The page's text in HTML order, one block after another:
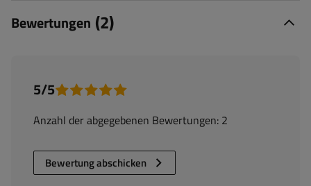
Bewertungen (2)
5/5
Anzahl der abgegebenen Bewertungen: 2
Bewertung abschicken